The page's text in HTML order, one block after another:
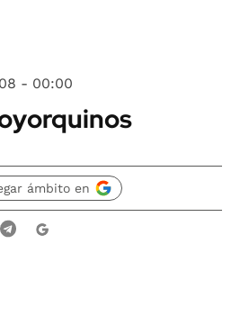
- 00:00
ámbito en